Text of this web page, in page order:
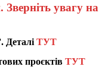
Зверніть увагу на
ДеталіТУТ
проєктівТУТ